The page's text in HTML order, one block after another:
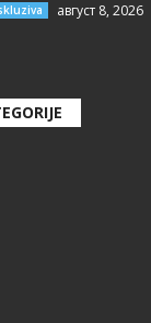
август 8, 2026